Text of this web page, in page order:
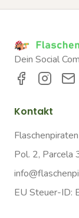
Dein Social
Kontakt
Pol. 2, Parcela
EU Steuer-ID: